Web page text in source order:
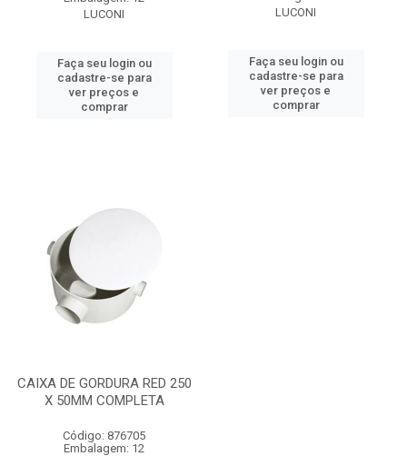
LUCONI
Faça seu login ou
cadastre-se para
ver preços e
comprar
LUCONI
Faça seu login ou
cadastre-se para
ver preços e
comprar
CAIXA DE GORDURA RED 250
X 50MM COMPLETA
Código: 876705
Embalagem: 12